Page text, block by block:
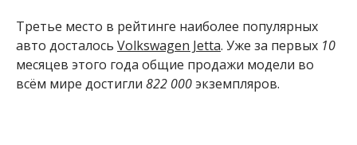
Третье место в рейтинге наиболее популярных
авто досталось Volkswagen Jetta. Уже за первых 10
месяцев этого года общие продажи модели во
всём мире достигли 822 000экземпляров.